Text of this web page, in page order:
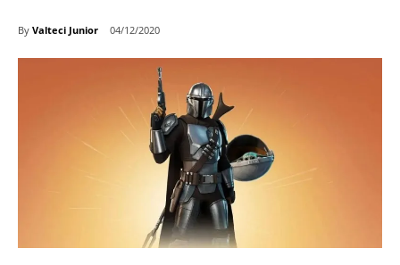
By Valteci Junior 04/12/2020